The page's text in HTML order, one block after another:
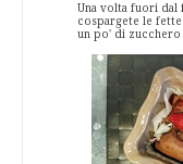
Una volta fuori dal
cospargete le
un po' di zucchero